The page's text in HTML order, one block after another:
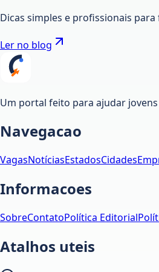
Dicas simples e profissionais
Ler no blog
Um portal feito para ajudar
Navegacao
VagasNotíciasEstadosCidades
Informacoes
SobreContatoPolítica Editorial
Atalhos uteis